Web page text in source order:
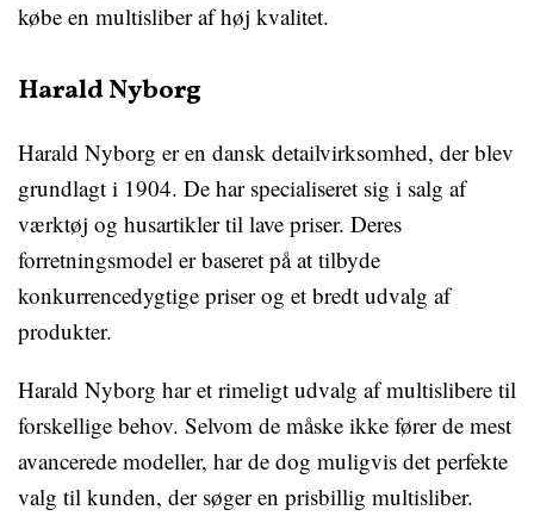
købe en multisliber af høj kvalitet.
Harald Nyborg
Harald Nyborg er en dansk detailvirksomhed, der blev
grundlagt i 1904. De har specialiseret sig i salg af
værktøj og husartikler til lave priser. Deres
forretningsmodel er baseret på at tilbyde
konkurrencedygtige priser og et bredt udvalg af
produkter.
Harald Nyborg har et rimeligt udvalg af multislibere til
forskellige behov. Selvom de måske ikke fører de mest
avancerede modeller, har de dog muligvis det perfekte
valg til kunden, der søger en prisbillig multisliber.